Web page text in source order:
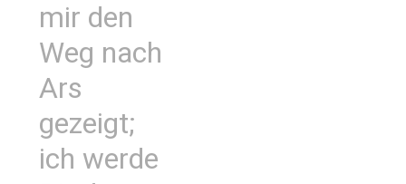
mir den
Weg nach
Ars
gezeigt;
ich werde